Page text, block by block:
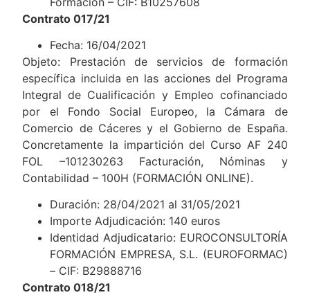
Contrato 017/21
Fecha: 16/04/2021
Objeto: Prestación de servicios de formación
específica incluida en las acciones del Programa
Integral de Cualificación y Empleo cofinanciado
por el Fondo Social Europeo, la Cámara de
Comercio de Cáceres y el Gobierno de España.
Concretamente la impartición del Curso AF 240
FOL –101230263 Facturación, Nóminas y
Contabilidad – 100H (FORMACIÓN ONLINE).
Duración: 28/04/2021 al 31/05/2021
Importe Adjudicación: 140 euros
Identidad Adjudicatario: EUROCONSULTORÍA
FORMACIÓN EMPRESA, S.L. (EUROFORMAC)
– CIF: B29888716
Contrato 018/21